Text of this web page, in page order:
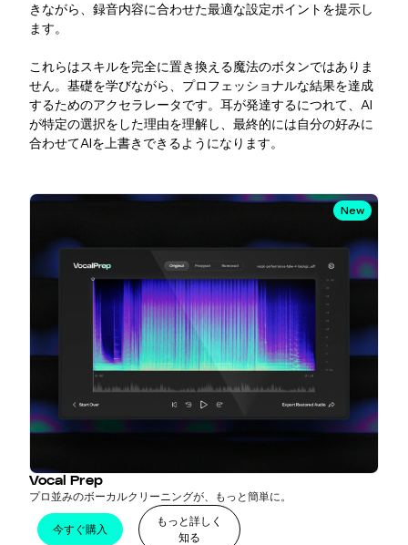
きながら、録音内容に合わせた最適な設定ポイントを提示し
ます。
これらはスキルを完全に置き換える魔法のボタンではありま
せん。基礎を学びながら、プロフェッショナルな結果を達成
するためのアクセラレータです。耳が発達するにつれて、AI
が特定の選択をした理由を理解し、最終的には自分の好みに
合わせてAIを上書きできるようになります。
New
Vocal Prep
プロ並みのボーカルクリーニングが、もっと簡単に。
今すぐ購入
もっと詳しく
知る